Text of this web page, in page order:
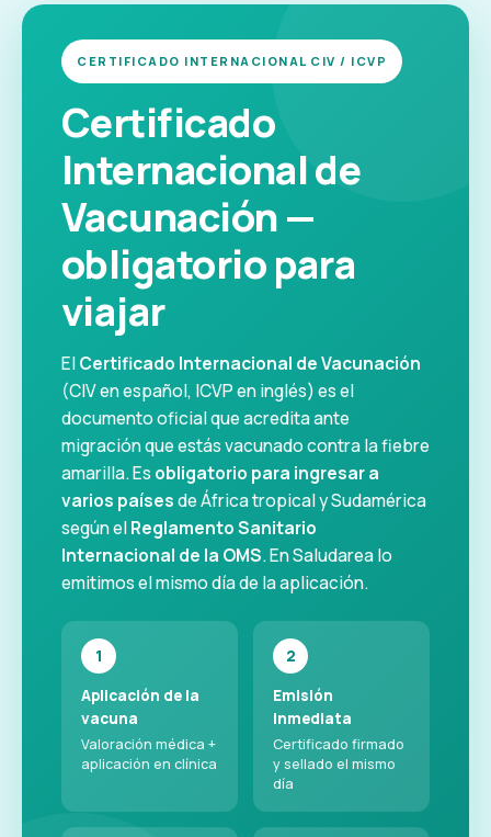
CERTIFICADO INTERNACIONAL CIV / ICVP
Certificado
Internacional de
Vacunación —
obligatorio para
viajar
ElCertificado Internacional de Vacunación
(CIV en español, ICVP en inglés) es el
documento oficial que acredita ante
migración que estás vacunado contra la fiebre
amarilla. Es obligatorio para ingresar a
varios paísesde África tropical y Sudamérica
según elReglamento Sanitario
Internacional de la OMS. En Saludarea lo
emitimos el mismo día de la aplicación.
1
Aplicación de la
vacuna
Valoración médica +
aplicación en clínica
2
Emisión
inmediata
Certificado firmado
y sellado el mismo
día